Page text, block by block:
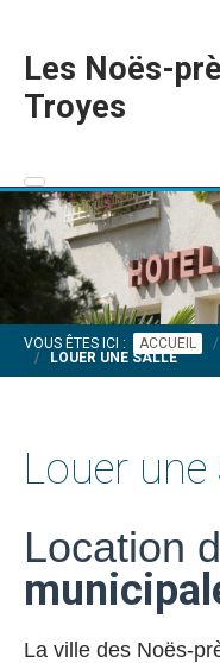
Les Noës-
Troyes
VOUS ÊTES ICI : ACCUEIL
LOUER UNE SALLE
Louer une
Location
La ville des Noës-